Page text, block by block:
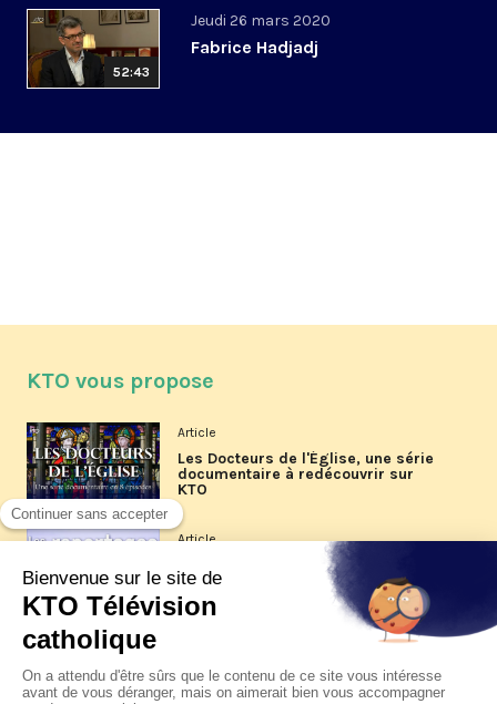
52:43
Jeudi 26 mars 2020
Fabrice Hadjadj
KTO vous propose
Article
Les Docteurs de l'Église, une série
documentaire à redécouvrir sur
KTO
Article
Les reportages d'été 2026 de KTO
La visite pastorale du pape Léon
XIV à Assise à suivre sur KTO le
jeudi 6 août